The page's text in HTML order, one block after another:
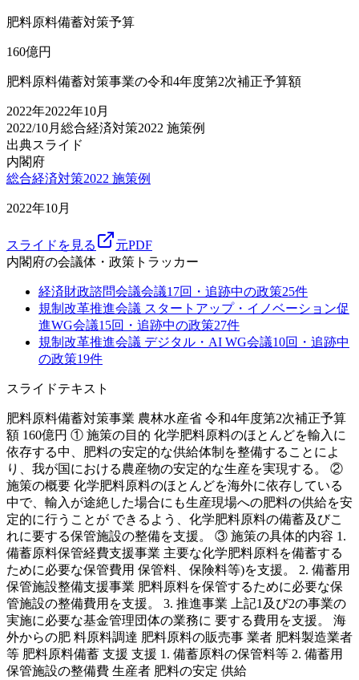
肥料原料備蓄対策予算
160億円
肥料原料備蓄対策事業の令和4年度第2次補正予算額
2022年2022年10月
2022/10月 総合経済対策2022 施策例
出典スライド
内閣府
総合経済対策2022 施策例
2022年10月
スライドを見る
元PDF
内閣府の会議体・政策トラッカー
経済財政諮問会議会議17回・追跡中の政策25件
規制改革推進会議 スタートアップ・イノベーション促
進WG会議15回・追跡中の政策27件
規制改革推進会議 デジタル・AI WG会議10回・追跡中
の政策19件
スライドテキスト
肥料原料備蓄対策事業 農林水産省 令和4年度第2次補正予算
額 160億円 ① 施策の目的 化学肥料原料のほとんどを輸入に
依存する中、肥料の安定的な供給体制を整備することによ
り、我が国における農産物の安定的な生産を実現する。 ②
施策の概要 化学肥料原料のほとんどを海外に依存している
中で、輸入が途絶した場合にも生産現場への肥料の供給を安
定的に行うことが できるよう、化学肥料原料の備蓄及びこ
れに要する保管施設の整備を支援。 ③ 施策の具体的内容 1.
備蓄原料保管経費支援事業 主要な化学肥料原料を備蓄する
ために必要な保管費用 保管料、保険料等)を支援。 2. 備蓄用
保管施設整備支援事業 肥料原料を保管するために必要な保
管施設の整備費用を支援。 3. 推進事業 上記1及び2の事業の
実施に必要な基金管理団体の業務に 要する費用を支援。 海
外からの肥 料原料調達 肥料原料の販売事 業者 肥料製造業者
等 肥料原料備蓄 支援 支援 1. 備蓄原料の保管料等 2. 備蓄用
保管施設の整備費 生産者 肥料の安定 供給